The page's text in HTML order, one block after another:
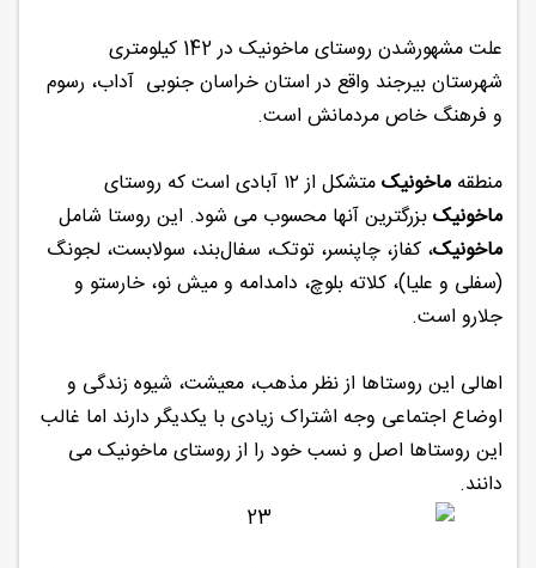
علت مشهورشدن روستای ماخونیک در 142 کیلومتری
شهرستان بیرجند واقع در استان خراسان جنوبی آداب، رسوم
و فرهنگ خاص مردمانش است.
منطقه ماخونیکمتشکل از ۱۲ آبادی است که روستای
ماخونیکبزرگترین آنها محسوب می ‌شود. این روستا شامل
ماخونیک، کفاز، چاپنسر، توتک، سفال‌بند، سولابست، لجونگ
(سفلی و علیا)، کلاته بلوچ، دامدامه و میش نو، خارستو و
جلارو است.
اهالی این روستاها از نظر مذهب، معیشت، شیوه زندگی و
اوضاع اجتماعی وجه اشتراک زیادی با یکدیگر دارند اما غالب
این روستاها اصل و نسب خود را از روستای ماخونیک می
‌دانند.